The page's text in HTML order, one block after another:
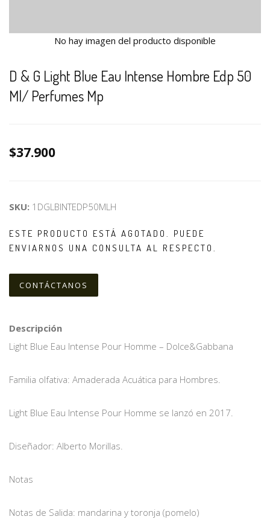
No hay imagen del producto disponible
D & G Light Blue Eau Intense Hombre Edp 50
Ml/ Perfumes Mp
$37.900
SKU: 1DGLBINTEDP50MLH
ESTE PRODUCTO ESTÁ AGOTADO. PUEDE
ENVIARNOS UNA CONSULTA AL RESPECTO.
CONTÁCTANOS
Descripción
Light Blue Eau Intense Pour Homme – Dolce&Gabbana
Familia olfativa: Amaderada Acuática para Hombres.
Light Blue Eau Intense Pour Homme se lanzó en 2017.
Diseñador: Alberto Morillas.
Notas
Notas de Salida: mandarina y toronja (pomelo)